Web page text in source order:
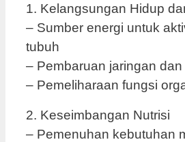
1. Kelangsungan Hidup
– Sumber energi untuk
tubuh
– Pembaruan jaringan
– Pemeliharaan fungsi
2. Keseimbangan Nutrisi
– Pemenuhan kebutuhan